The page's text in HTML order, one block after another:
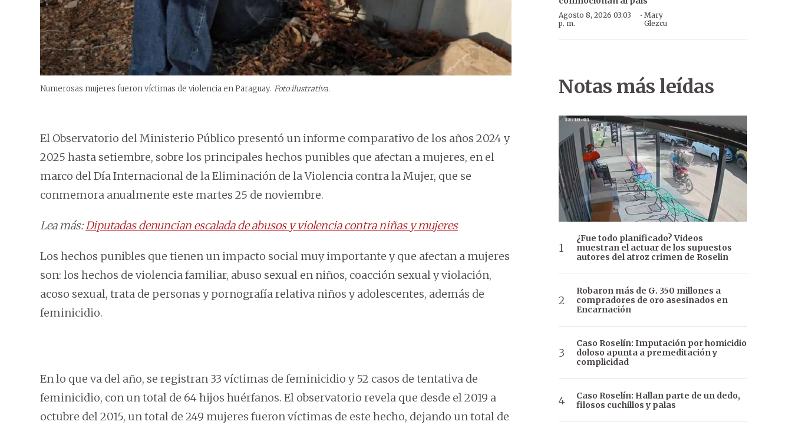
Numerosas mujeres fueron víctimas de violencia en Paraguay. Foto ilustrativa.
El Observatorio del Ministerio Público presentó un informe comparativo de los años 2024 y
2025 hasta setiembre, sobre los principales hechos punibles que afectan a mujeres, en el
marco del Día Internacional de la Eliminación de la Violencia contra la Mujer, que se
conmemora anualmente este martes 25 de noviembre.
Lea más:Diputadas denuncian escalada de abusos y violencia contra niñas y mujeres
Los hechos punibles que tienen un impacto social muy importante y que afectan a mujeres
son: los hechos de violencia familiar, abuso sexual en niños, coacción sexual y violación,
acoso sexual, trata de personas y pornografía relativa niños y adolescentes, además de
feminicidio.
En lo que va del año, se registran 33 víctimas de feminicidio y 52 casos de tentativa de
feminicidio, con un total de 64 hijos huérfanos. El observatorio revela que desde el 2019 a
octubre del 2015, un total de 249 mujeres fueron víctimas de este hecho, dejando un total de
Agosto 8, 2026 03:03
p. m.
·Mary
Glezcu
Notas más leídas
¿Fue todo planificado? Videos
muestran el actuar de los supuestos
autores del atroz crimen de Roselin
Robaron más de G. 350 millones a
compradores de oro asesinados en
Encarnación
Caso Roselín: Imputación por homicidio
doloso apunta a premeditación y
complicidad
Caso Roselín: Hallan parte de un dedo,
filosos cuchillos y palas